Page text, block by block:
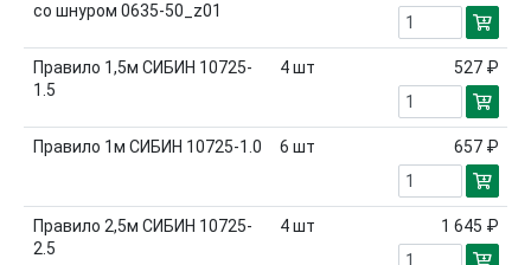
со шнуром 0635-50_z01
Правило 1,5м СИБИН 10725-
1.5
4шт 527 ₽
Правило 1м СИБИН 10725-1.0 6 шт 657 ₽
Правило 2,5м СИБИН 10725-
2.5
4шт 1 645 ₽